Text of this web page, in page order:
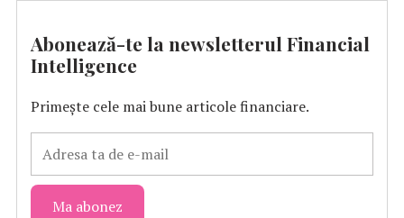
Abonează-te la newsletterul Financial
Intelligence
Primește cele mai bune articole financiare.